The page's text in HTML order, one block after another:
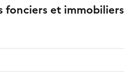
fonciers et immobiliers